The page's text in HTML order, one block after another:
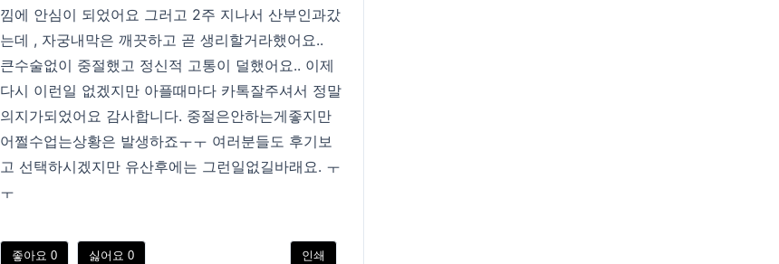
낌에 안심이 되었어요 그러고 2주 지나서 산부인과갔
는데 , 자궁내막은 깨끗하고 곧 생리할거라했어요..
큰수술없이 중절했고 정신적 고통이 덜했어요.. 이제
다시 이런일 없겠지만 아플때마다 카톡잘주셔서 정말
의지가되었어요 감사합니다. 중절은안하는게좋지만
어쩔수업는상황은 발생하죠ㅜㅜ 여러분들도 후기보
고 선택하시겠지만 유산후에는 그런일없길바래요. ㅜ
ㅜ
좋아요 0 싫어요 0 인쇄